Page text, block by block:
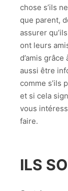
chose s’ils
que parent,
assurer
ont leurs
d’amis
aussi être
comme s’ils
et si cela
vous
faire.
ILS